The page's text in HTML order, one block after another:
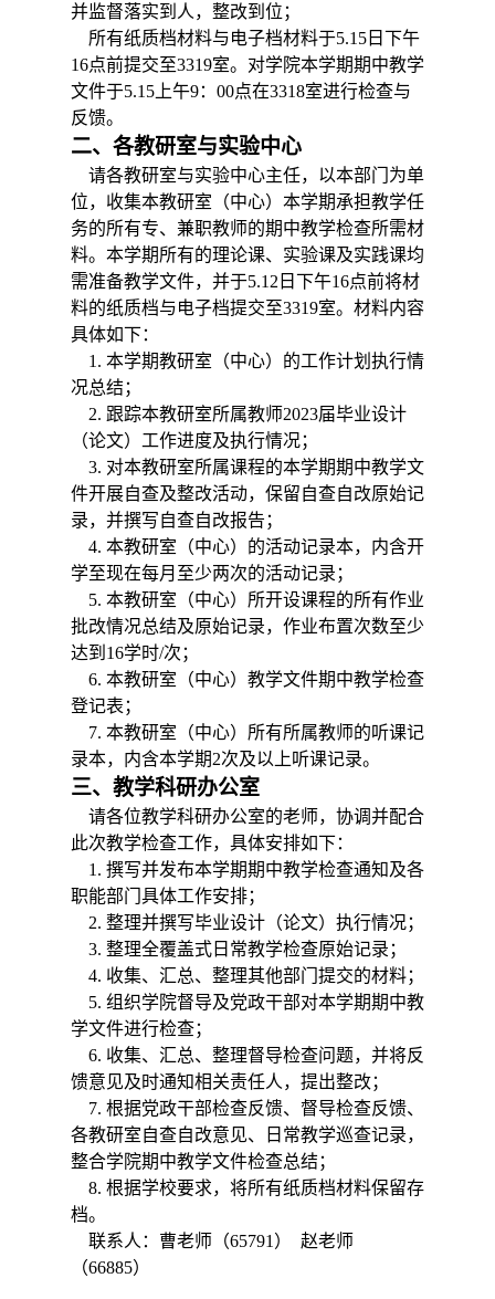
并监督落实到人，整改到位；
所有纸质档材料与电子档材料于5.15日 下午
16点前提交至3319室。对学院本学期期中教学
文件于5.15上午9：00点在3318室进行检查与
反馈。
二、各教研室与实验中心
请各教研室与实验中心主任，以本部门为单
位，收集本教研室（中心）本学期承担教学任
务的所有专、兼职教师的期中教学检查所需材
料。 本学期所有的理论课、 实验课及实践课均
需准备教学文件，并于5.12日 下午16点前将材
料的纸质档与电子档提交至3319室。材料内容
具体如下：
1. 本学期教研室（中心）的工作计划执行情
况总结 ；
2. 跟踪本教研室所属教师2023届毕业设计
（论文）工作进度及执行情况；
3. 对本教研室所属课程的本学期期中教学文
件开展自查及整改活动，保留自查自改原始记
录，并撰写自查自改报告；
4. 本教研室（中心） 的活动记录本，内含开
学至现在每月至少两次的活动记录 ；
5. 本教研室（中心）所开设课程的所有作业
批改情况总结及原始记录，作业布置次数至少
达到 16学时/次 ；
6. 本教研室（中心） 教学文件期中教学检查
登记表 ；
7. 本教研室（中心） 所有所属教师的听课记
录本，内含本学期2次及以上听课记录。
三、教学科研办公室
请各位教学科研办公室的老师，协调并配合
此次教学检查工作，具体安排如下：
1. 撰写并发布本学期期中教学检查通知及各
职能部门具体工作安排；
2. 整理并撰写毕业设计（论文）执行情况；
3. 整理全覆盖式日常教学检查原始记录 ；
4. 收集、汇总、整理其他部门提交的材料；
5. 组织学院督导及党政干部对本学期期中教
学文件进行检查；
6. 收集、汇总、整理督导检查问题，并将反
馈意见及时通知相关责任人，提出整改；
7. 根据党政干部检查反馈、督导检查反馈、
各教研室自查自改意见、日常教学巡查记录，
整合学院期中教学文件检查总结；
8. 根据学校要求，将所有纸质档材料保留存
档。
联系人：曹老师（65791） 赵老师
（66885）